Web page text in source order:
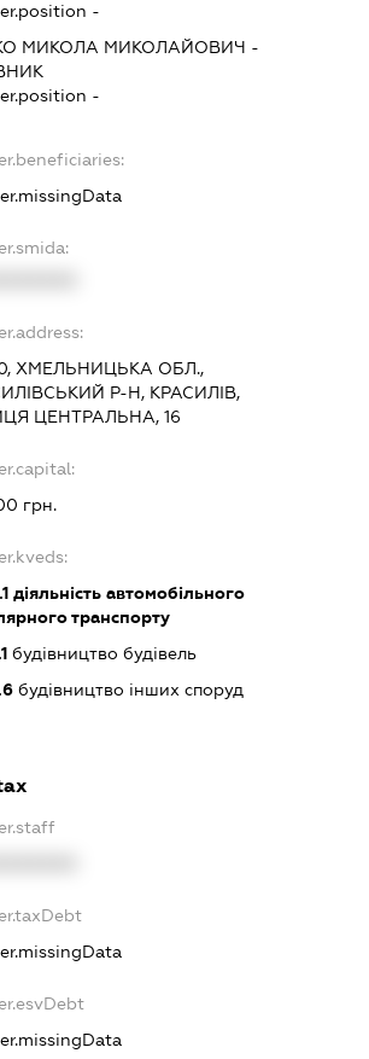
-
МИКОЛА МИКОЛАЙОВИЧ -
-
ХМЕЛЬНИЦЬКА ОБЛ.,
Р-Н, КРАСИЛІВ,
ЦЕНТРАЛЬНА, 16
грн.
діяльність автомобільного
транспорту
будівництво будівель
будівництво інших споруд